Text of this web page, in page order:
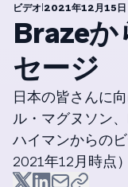
ビデオ|2021年12月15日
Brazeか
セージ
日本の皆さんに
ル・マグヌソン
ハイマンからの
2021年12月時点）